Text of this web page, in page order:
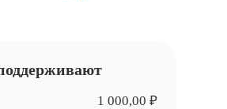
1 000,00 ₽